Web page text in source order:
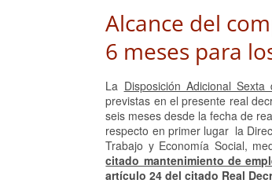
Alcance del
6 meses para
La Disposición Adicional
previstas en el presente real
seis meses desde la fecha de
respecto en primer lugar la
Trabajo y Economía Social,
citado mantenimiento de
artículo 24 del citado Real